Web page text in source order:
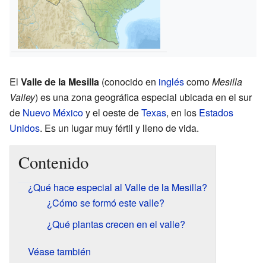
El Valle de la Mesilla (conocido en ingléscomoMesilla
Valley) es una zona geográfica especial ubicada en el sur
de Nuevo Méxicoy el oeste deTexas, en los Estados
Unidos. Es un lugar muy fértil y lleno de vida.
Contenido
¿Qué hace especial al Valle de la Mesilla?
¿Cómo se formó este valle?
¿Qué plantas crecen en el valle?
Véase también